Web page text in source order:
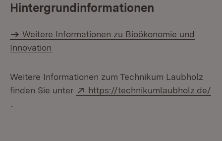
Hintergrundinformationen
Weitere Informationen zu Bioökonomie und
Innovation
Weitere Informationen zum Technikum Laubholz
finden Sie unter
Extern:
https://technikumlaubholz.de/